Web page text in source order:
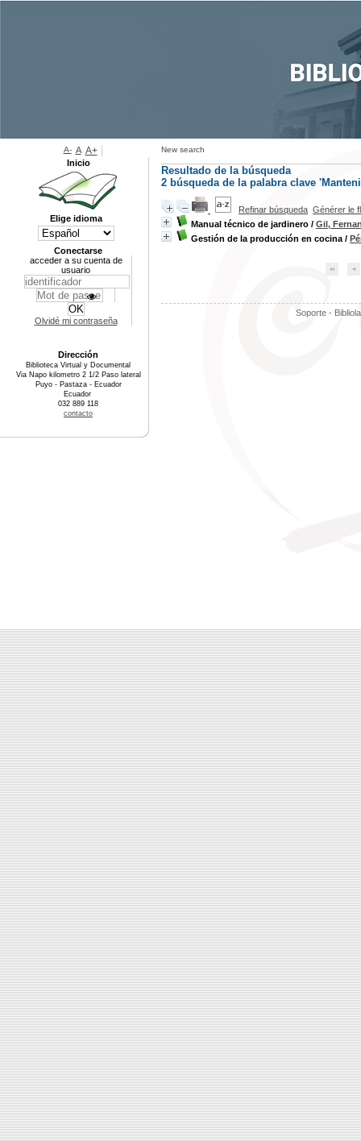
New search
Resultado de la búsqueda
2 búsqueda de la palabra clave
Refinar búsqueda Générer le
Manual técnico de jardinero / Gil,
Gestión de la producción en cocina /
Soporte -
A- A A+
Inicio
Elige idioma
Conectarse
acceder a su cuenta de
usuario
Olvidé mi contraseña
Dirección
Biblioteca Virtual y Documental
Via Napo kilometro 2 1/2 Paso lateral
Puyo - Pastaza - Ecuador
Ecuador
032 889 118
contacto